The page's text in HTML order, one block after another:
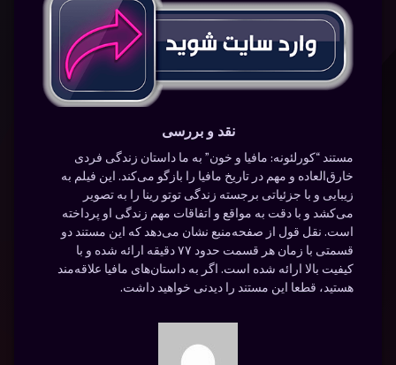
نقد و بررسی
مستند “کورلئونه: مافیا و خون” به ما داستان زندگی فردی
خارق‌العاده و مهم در تاریخ مافیا را بازگو می‌کند. این فیلم به
زیبایی و با جزئیاتی برجسته زندگی توتو رینا را به تصویر
می‌کشد و با دقت به مواقع و اتفاقات مهم زندگی او پرداخته
است. نقل قول از صفحه‌منبع نشان می‌دهد که این مستند دو
قسمتی با زمان هر قسمت حدود ۷۷ دقیقه ارائه شده و با
کیفیت بالا ارائه شده است. اگر به داستان‌های مافیا علاقه‌مند
هستید، قطعا این مستند را دیدنی خواهید داشت.